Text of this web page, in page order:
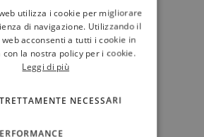
utilizza i cookie per migliorare
di navigazione. Utilizzando il
acconsenti a tutti i cookie in
la nostra policy per i cookie.
Leggi di più
NECESSARI